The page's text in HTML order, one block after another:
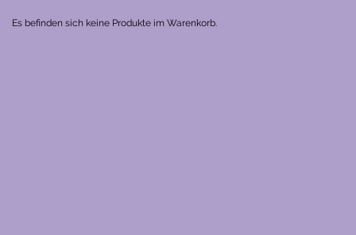
Es befinden sich keine Produkte im Warenkorb.